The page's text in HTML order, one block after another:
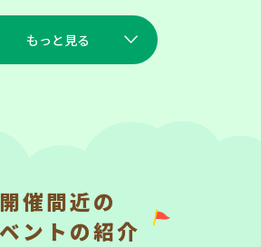
もっと見る
開催間近の
ントの紹介